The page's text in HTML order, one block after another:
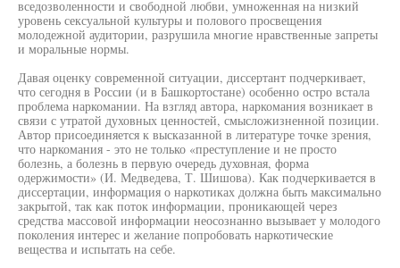
вседозволенности и свободной любви, умноженная на низкий
уровень сексуальной культуры и полового просвещения
молодежной аудитории, разрушила многие нравственные запреты
и моральные нормы.
Давая оценку современной ситуации, диссертант подчеркивает,
что сегодня в России (и в Башкортостане) особенно остро встала
проблема наркомании. На взгляд автора, наркомания возникает в
связи с утратой духовных ценностей, смысложизненной позиции.
Автор присоединяется к высказанной в литературе точке зрения,
что наркомания - это не только «преступление и не просто
болезнь, а болезнь в первую очередь духовная, форма
одержимости» (И. Медведева, Т. Шишова). Как подчеркивается в
диссертации, информация о наркотиках должна быть максимально
закрытой, так как поток информации, проникающей через
средства массовой информации неосознанно вызывает у молодого
поколения интерес и желание попробовать наркотические
вещества и испытать на себе.